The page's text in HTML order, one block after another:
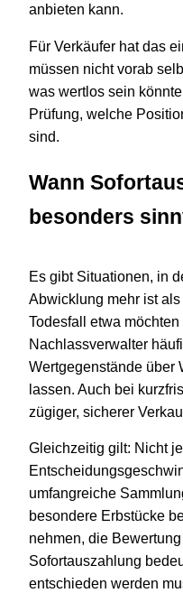
anbieten kann.
Für Verkäufer hat das
müssen nicht vorab
was wertlos sein
Prüfung, welche
sind.
Wann
besonders
Es gibt Situationen, in
Abwicklung mehr ist
Todesfall etwa
Nachlassverwalter
Wertgegenstände über
lassen. Auch bei
zügiger, sicherer
Gleichzeitig gilt: Nicht
umfangreiche
besondere Erbstücke
nehmen, die
Sofortauszahlung
entschieden werden